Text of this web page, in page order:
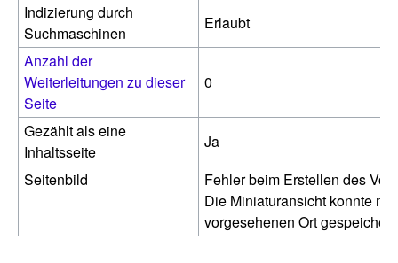
Indizierung durch
Suchmaschinen
Erlaubt
Anzahl der
Weiterleitungen zu dieser
Seite
0
Gezählt als eine
Inhaltsseite
Ja
Seitenbild
Fehler beim Erstellen des
Die Miniaturansicht konnte
vorgesehenen Ort